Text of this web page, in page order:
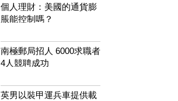
個人理財：美國的通貨膨
脹能控制嗎？
南極郵局招人 6000求職者
4人競聘成功
英男以裝甲運兵車提供載